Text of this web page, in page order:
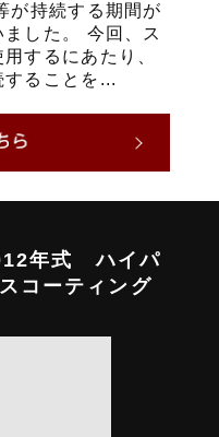
が持続する期間が
した。 今回、ス
するにあたり、
ることを...
年式 ハイパ
コーティング